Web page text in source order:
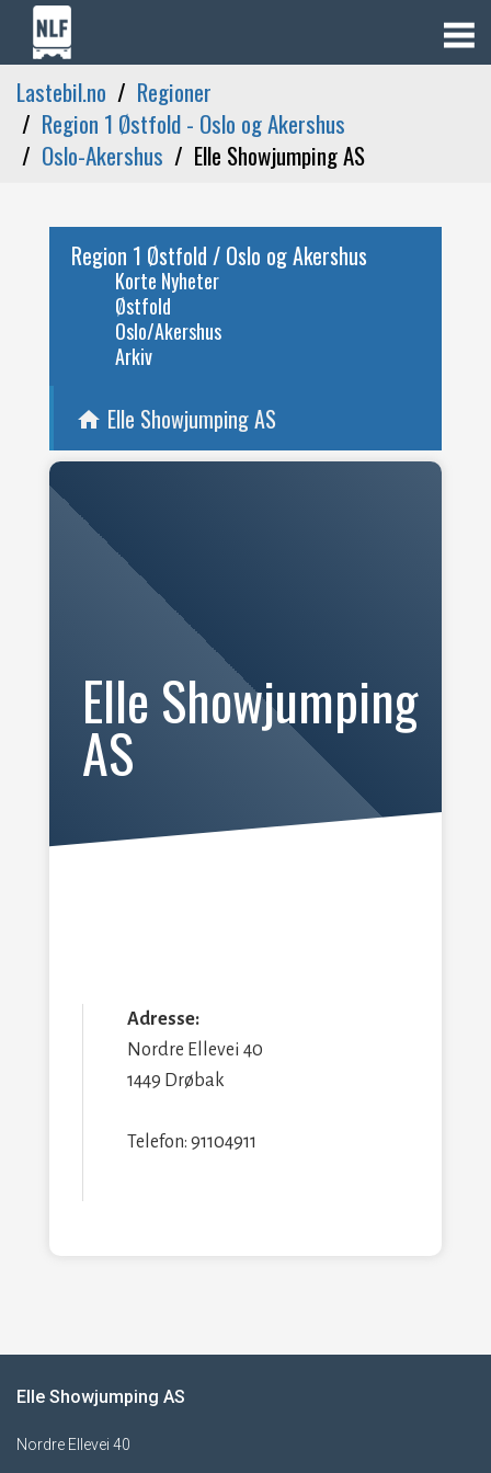
Lastebil.no
Regioner
Region 1 Østfold - Oslo og Akershus
Oslo-Akershus
Elle Showjumping AS
Region 1 Østfold / Oslo og Akershus
Korte Nyheter
Østfold
Oslo/Akershus
Arkiv
home Elle Showjumping AS
Elle Showjumping
AS
Adresse:
Nordre Ellevei 40
1449 Drøbak
Telefon: 91104911
Elle Showjumping AS
Nordre Ellevei 40